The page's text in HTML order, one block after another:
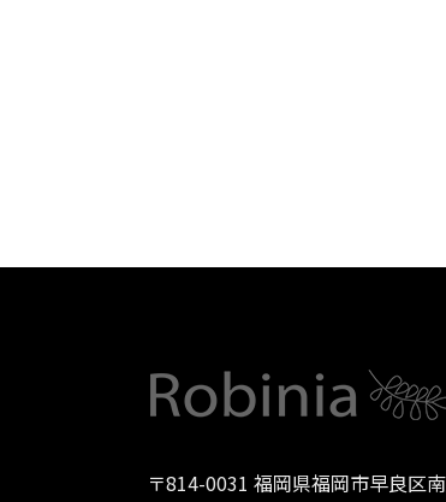
〒814-0031 福岡県福岡市早良区